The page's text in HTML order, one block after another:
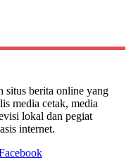
situs berita online yang
media cetak, media
lokal dan pegiat
internet.